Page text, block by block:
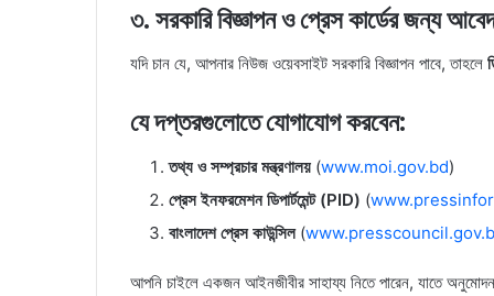
৩. সরকারি বিজ্ঞাপন ও প্রেস কার্ডের জন্য
যদি চান যে, আপনার নিউজ ওয়েবসাইট সরকারি বিজ্ঞাপন পাবে, তাহলে
যে দপ্তরগুলোতে যোগাযোগ করবেন:
তথ্য ও সম্প্রচার মন্ত্রণালয়(www.moi.gov.bd)
প্রেস ইনফরমেশন ডিপার্টমেন্ট (PID) (
বাংলাদেশ প্রেস কাউন্সিল(
আপনি চাইলে একজন আইনজীবীর সাহায্য নিতে পারেন, যাতে